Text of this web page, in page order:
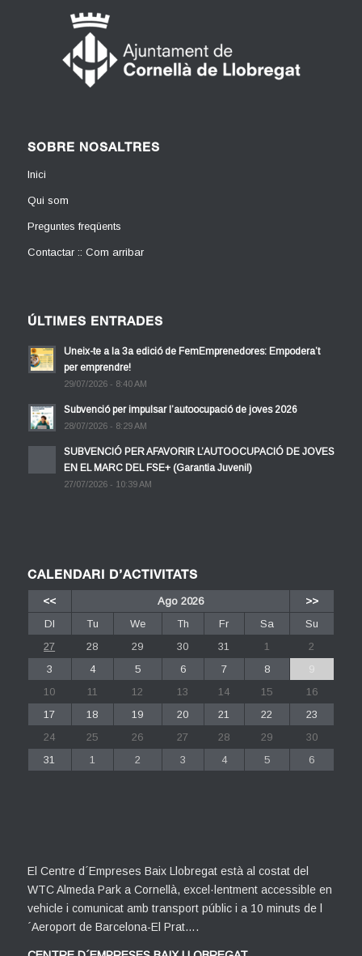
SOBRE NOSALTRES
Inici
Qui som
Preguntes freqüents
Contactar :: Com arribar
ÚLTIMES ENTRADES
Uneix-te a la 3a edició de FemEmprenedores: Empodera’t
per emprendre!
29/07/2026 - 8:40 AM
Subvenció per impulsar l’autoocupació de joves 2026
28/07/2026 - 8:29 AM
SUBVENCIÓ PER AFAVORIR L’AUTOOCUPACIÓ DE JOVES
EN EL MARC DEL FSE+ (Garantia Juvenil)
27/07/2026 - 10:39 AM
CALENDARI D’ACTIVITATS
<< Ago 2026
>>
Dl
Tu We Th Fr Sa
Su
27
28 29 30 31 1
2
3
4 5 6 7 8
9
10
11 12 13 14 15
16
17
18 19 20 21 22
23
24
25 26 27 28 29
30
31
1 2 3 4 5 6
El Centre d´Empreses Baix Llobregat està al costat del
WTC Almeda Park a Cornellà, excel·lentment accessible en
vehicle i comunicat amb transport públic i a 10 minuts de l
´Aeroport de Barcelona-El Prat….